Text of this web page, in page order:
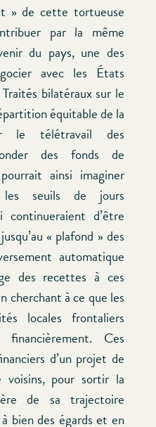
» de cette tortueuse
par la même
du pays, une des
avec les États
bilatéraux sur le
équitable de la
le télétravail des
des fonds de
ainsi imaginer
seuils de jours
d’être
« plafond » des
automatique
des recettes à ces
cherchant à ce que les
locales frontaliers
financièrement. Ces
d’un projet de
pour sortir la
de sa trajectoire
bien des égards et en